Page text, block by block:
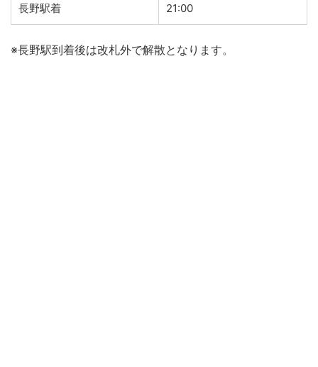
長野駅着 21:00
※長野駅到着後は改札外で解散となります。